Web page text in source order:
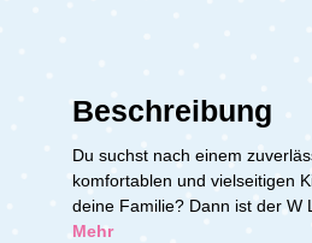
Beschreibung
Du suchst nach einem
komfortablen und vielseitigen
deine Familie? Dann ist der
Mehr